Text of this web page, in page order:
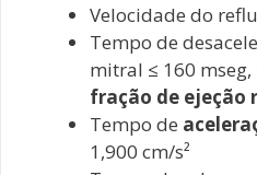
Velocidade do
Tempo de
mitral ≤ 160 mseg,
fração de ejeção
Tempo de
1,900 cm/s²